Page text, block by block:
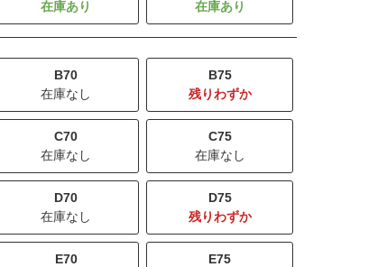
B70
在庫なし
B75
残りわずか
C70
在庫なし
C75
在庫なし
D70
在庫なし
D75
残りわずか
E70
E75